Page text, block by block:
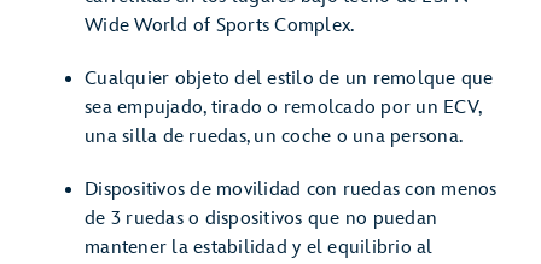
Wide World of Sports Complex.
Cualquier objeto del estilo de un remolque que
sea empujado, tirado o remolcado por un ECV,
una silla de ruedas, un coche o una persona.
Dispositivos de movilidad con ruedas con menos
de 3 ruedas o dispositivos que no puedan
mantener la estabilidad y el equilibrio al